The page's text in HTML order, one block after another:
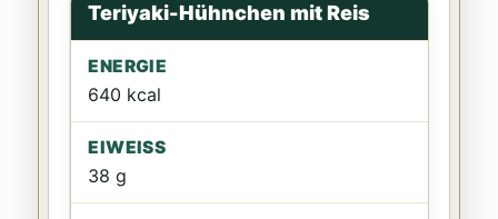
Teriyaki-Hühnchen mit Reis
640 kcal
38 g